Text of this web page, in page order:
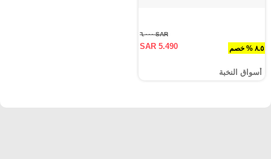
٨.٥ % خصم
SAR ٦.٠٠٠
SAR 5.490
أسواق النخبة